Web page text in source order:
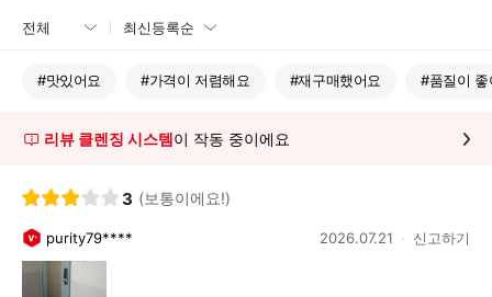
#맛있어요 #가격이 저렴해요 #재구매했어요 #품질이 좋
리뷰 클렌징 시스템이 작동 중이에요
3 (보통이에요!)
purity79**** 2026.07.21 신고하기